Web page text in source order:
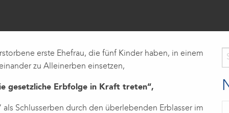
erste Ehefrau, die fünf Kinder haben, in einem
zu Alleinerben einsetzen,
gesetzliche Erbfolge in Kraft treten“,
Schlusserben durch den überlebenden Erblasser im